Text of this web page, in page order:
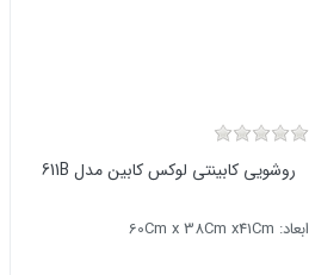
روشویی کابینتی لوکس کابین مدل 611B
ابعاد: 60Cm x 38Cm x41Cm